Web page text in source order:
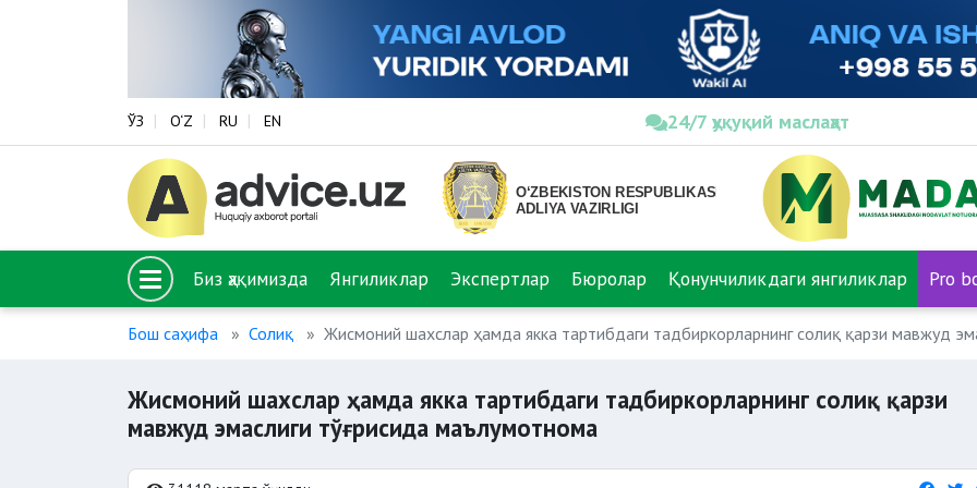
ЎЗ O‘Z RU EN 24/7 ҳуқуқий маслаҳат
Биз ҳақимизда Янгиликлар Экспертлар Бюролар Қонунчиликдаги янгиликлар Pro
Бош саҳифа Солиқ Жисмоний шахслар ҳамда якка тартибдаги тадбиркорларнинг солиқ қарзи мавжуд
Жисмоний шахслар ҳамда якка тартибдаги тадбиркорларнинг солиқ қарзи
мавжуд эмаслиги тўғрисида маълумотнома